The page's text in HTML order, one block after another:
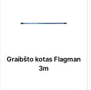
Graibšto kotas Flagman
3m